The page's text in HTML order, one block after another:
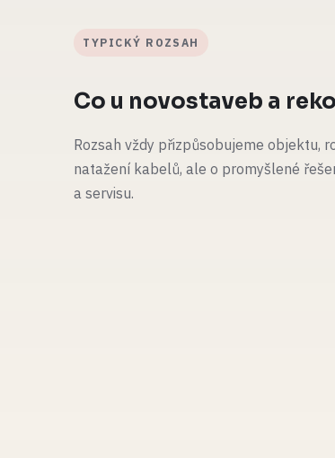
TYPICKÝ ROZSAH
Co u novostaveb a
Rozsah vždy přizpůsobujeme objektu,
natažení kabelů, ale o promyšlené
a servisu.